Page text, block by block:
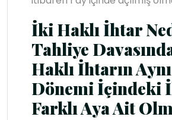
İki Haklı İhtar
Tahliye
Haklı İhtarın
Dönemi İçindeki
Farklı Aya Ait